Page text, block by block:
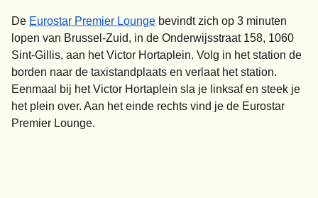
De Eurostar Premier Lounge bevindt zich op 3 minuten
lopen van Brussel-Zuid, in de Onderwijsstraat 158, 1060
Sint-Gillis, aan het Victor Hortaplein. Volg in het station de
borden naar de taxistandplaats en verlaat het station.
Eenmaal bij het Victor Hortaplein sla je linksaf en steek je
het plein over. Aan het einde rechts vind je de Eurostar
Premier Lounge.